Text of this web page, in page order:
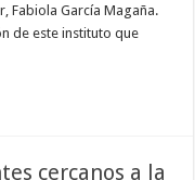
Fabiola García Magaña.
de este instituto que
cercanos a la